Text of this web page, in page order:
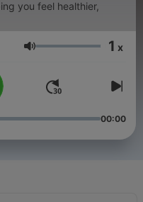
you feel healthier,
Сила на звука
1 x
00:00